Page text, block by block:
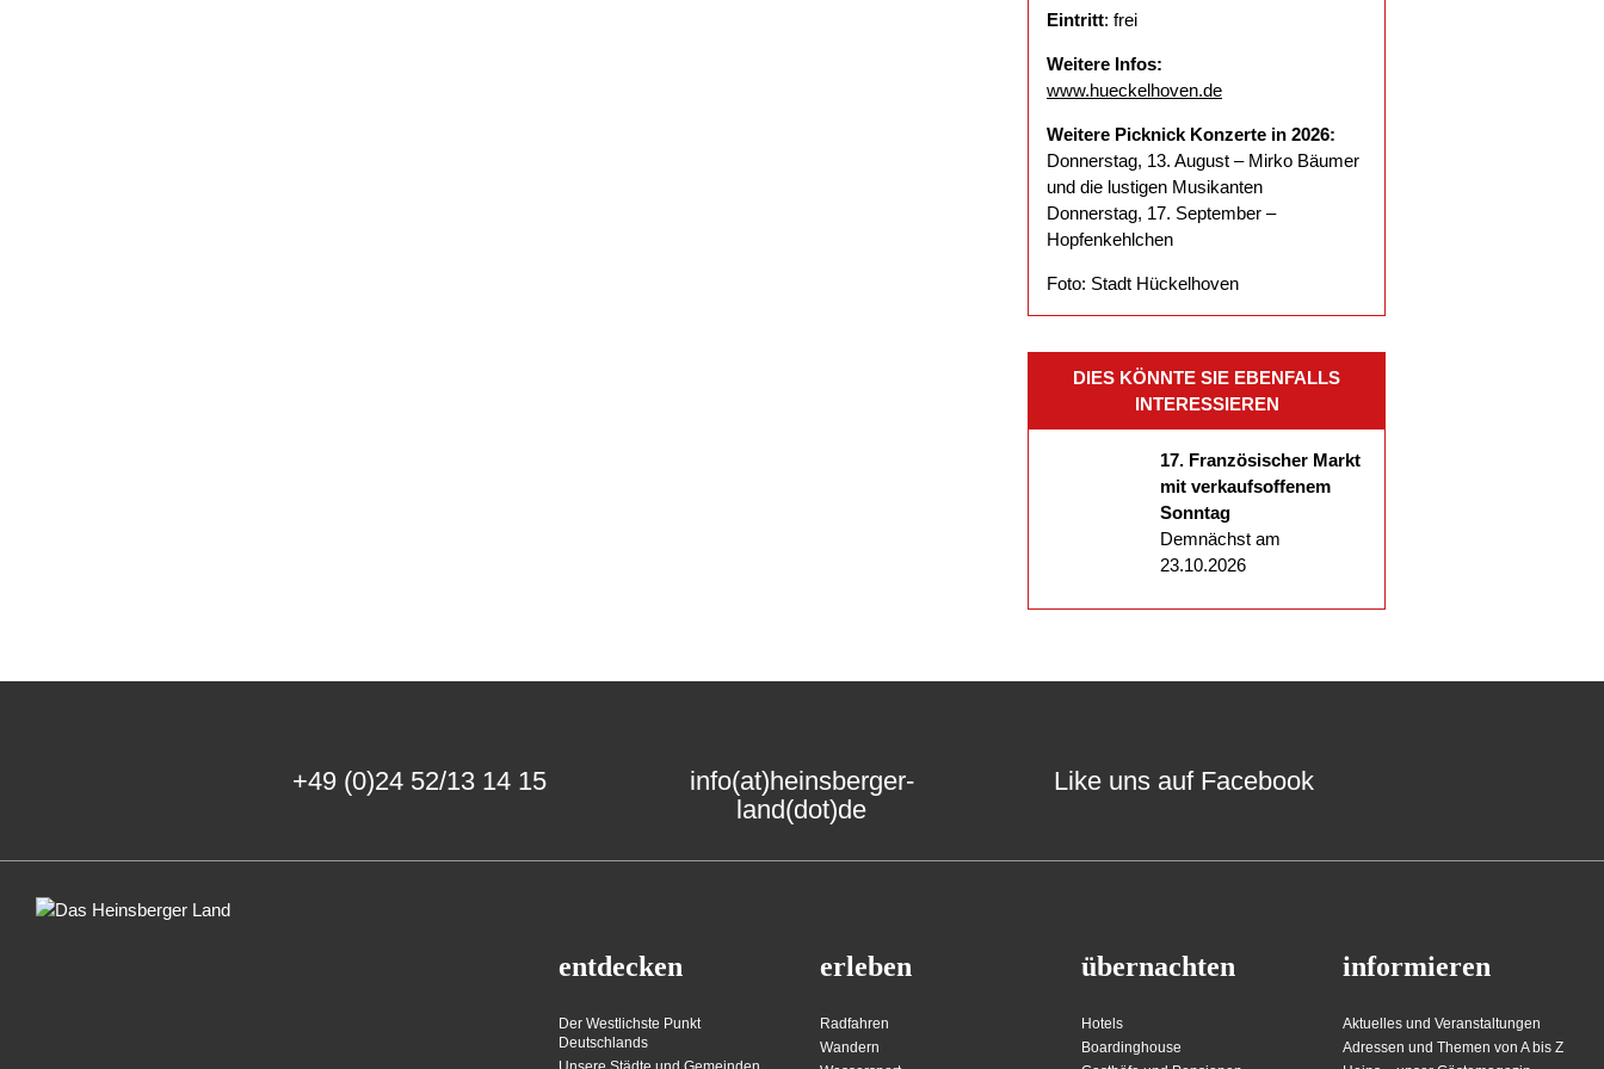
Eintritt: frei
Weitere Infos:
www.hueckelhoven.de
Weitere Picknick Konzerte in 2026:
Donnerstag, 13. August – Mirko Bäumer
und die lustigen Musikanten
Donnerstag, 17. September –
Hopfenkehlchen
Foto: Stadt Hückelhoven
DIES KÖNNTE SIE EBENFALLS
INTERESSIEREN
17. Französischer Markt
mit verkaufsoffenem
Sonntag
Demnächst am
23.10.2026
+49 (0)24 52/13 14 15
info(at)heinsberger-
land(dot)de
Like uns auf Facebook
entdecken
Der Westlichste Punkt
Deutschlands
erleben
Radfahren
Wandern
übernachten
Hotels
Boardinghouse
informieren
Aktuelles und Veranstaltungen
Adressen und Themen von A bis Z